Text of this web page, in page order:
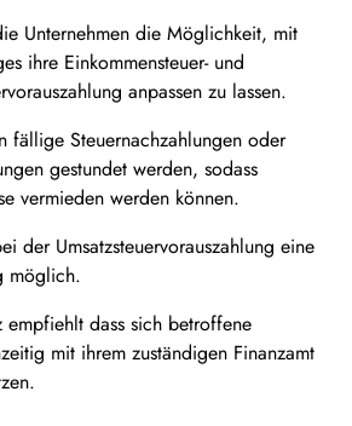
Unternehmen die Möglichkeit, mit
ihre Einkommensteuer- und
anpassen zu lassen.
fällige Steuernachzahlungen oder
gestundet werden, sodass
vermieden werden können.
der Umsatzsteuervorauszahlung eine
möglich.
empfiehlt dass sich betroffene
mit ihrem zuständigen Finanzamt